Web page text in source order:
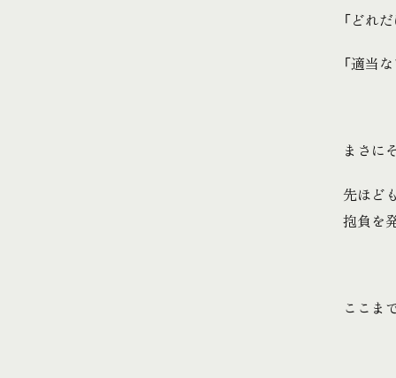
「どれ
「適当
まさに
先ほど
抱負を
ここま